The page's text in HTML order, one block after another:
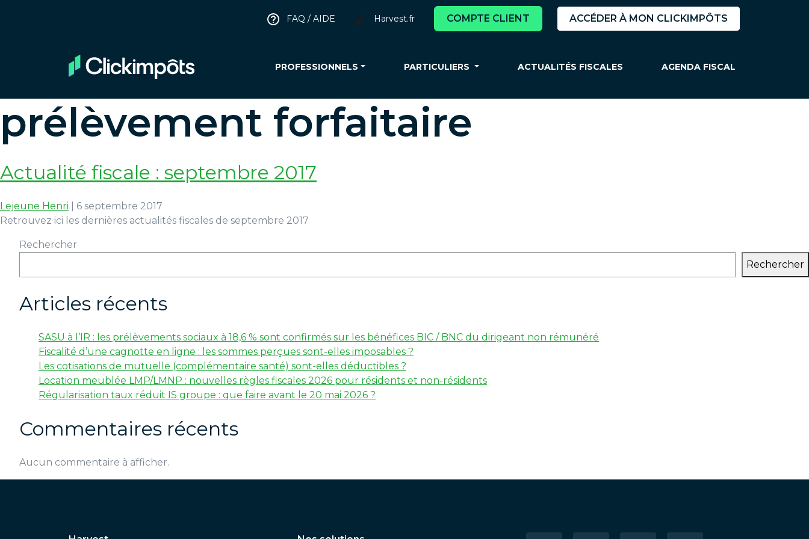
FAQ / AIDE Harvest.fr COMPTE CLIENT ACCÉDER À MON CLICKIMPÔTS
PROFESSIONNELS PARTICULIERS ACTUALITÉS FISCALES AGENDA FISCAL
prélèvement forfaitaire
Actualité fiscale : septembre 2017
Lejeune Henri
6 septembre 2017
Retrouvez ici les dernières actualités fiscales de septembre 2017
Rechercher
Rechercher
Articles récents
SASU à l’IR : les prélèvements sociaux à 18,6 % sont confirmés sur les bénéfices BIC / BNC du dirigeant non rémunéré
Fiscalité d’une cagnotte en ligne : les sommes perçues sont-elles imposables ?
Les cotisations de mutuelle (complémentaire santé) sont-elles déductibles ?
Location meublée LMP/LMNP : nouvelles règles fiscales 2026 pour résidents et non-résidents
Régularisation taux réduit IS groupe : que faire avant le 20 mai 2026 ?
Commentaires récents
Aucun commentaire à afficher.